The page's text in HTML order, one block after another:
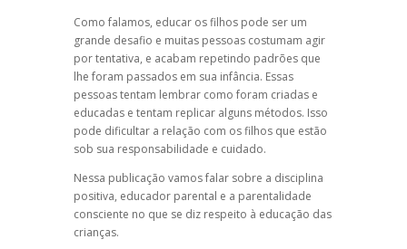
Como falamos, educar os filhos pode ser um
grande desafio e muitas pessoas costumam agir
por tentativa, e acabam repetindo padrões que
lhe foram passados em sua infância. Essas
pessoas tentam lembrar como foram criadas e
educadas e tentam replicar alguns métodos. Isso
pode dificultar a relação com os filhos que estão
sob sua responsabilidade e cuidado.
Nessa publicação vamos falar sobre a disciplina
positiva, educador parental e a parentalidade
consciente no que se diz respeito à educação das
crianças.